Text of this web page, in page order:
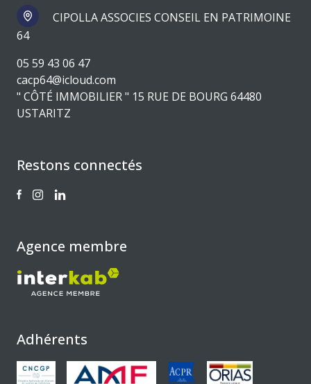
CIPOLLA ASSOCIES CONSEIL EN PATRIMOINE
64
05 59 43 06 47
cacp64@icloud.com
" CÔTÉ IMMOBILIER " 15 RUE DE BOURG 64480
USTARITZ
Restons connectés
Agence membre
Adhérents